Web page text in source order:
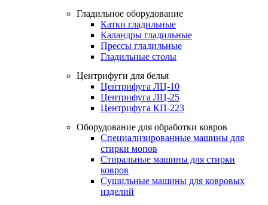
Гладильное оборудование
Катки гладильные
Каландры гладильные
Прессы гладильные
Гладильные столы
Центрифуги для белья
Центрифуга ЛЦ-10
Центрифуга ЛЦ-25
Центрифуга КП-223
Оборудование для обработки ковров
Специализированные машины для
стирки мопов
Стиральные машины для стирки
ковров
Сушильные машины для ковровых
изделий